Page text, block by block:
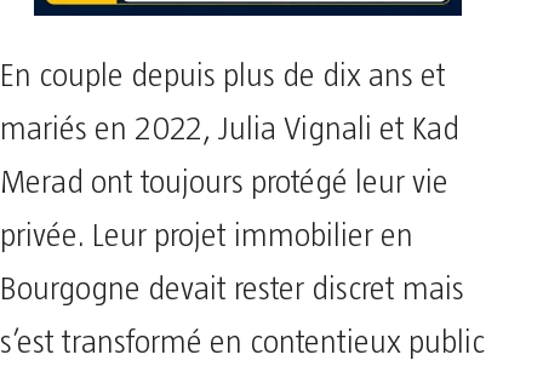
En couple depuis plus de dix ans et
mariés en 2022, Julia Vignali et Kad
Merad ont toujours protégé leur vie
privée. Leur projet immobilier en
Bourgogne devait rester discret mais
s’est transformé en contentieux public